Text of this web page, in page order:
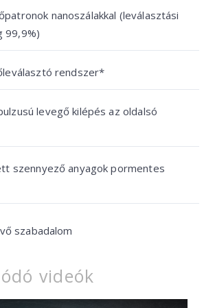
nanoszálakkal (leválasztási
99,9%)
rendszer*
levegő kilépés az oldalsó
szennyező anyagok pormentes
szabadalom
videók